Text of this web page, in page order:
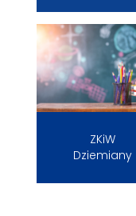
ZKiW
Dziemiany